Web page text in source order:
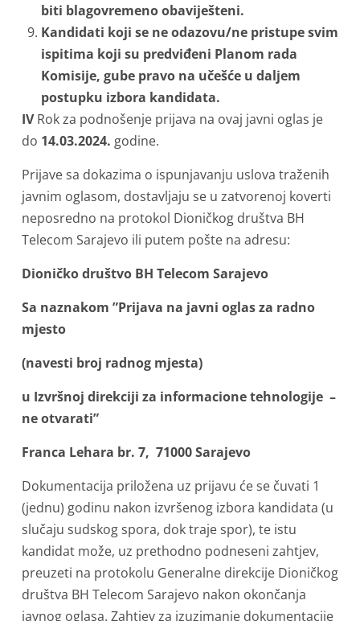
biti blagovremeno obaviješteni.
Kandidati koji se ne odazovu/ne pristupe svim
ispitima koji su predviđeni Planom rada
Komisije, gube pravo na učešće u daljem
postupku izbora kandidata.
IVRok za podnošenje prijava na ovaj javni oglas je
do 14.03.2024. godine.
Prijave sa dokazima o ispunjavanju uslova traženih
javnim oglasom, dostavljaju se u zatvorenoj koverti
neposredno na protokol Dioničkog društva BH
Telecom Sarajevo ili putem pošte na adresu:
Dioničko društvo BH Telecom Sarajevo
Sa naznakom ”Prijava na javni oglas za radno
mjesto
(navesti broj radnog mjesta)
u Izvršnoj direkciji za informacione tehnologije –
ne otvarati”
Franca Lehara br. 7, 71000 Sarajevo
Dokumentacija priložena uz prijavu će se čuvati 1
(jednu) godinu nakon izvršenog izbora kandidata (u
slučaju sudskog spora, dok traje spor), te istu
kandidat može, uz prethodno podneseni zahtjev,
preuzeti na protokolu Generalne direkcije Dioničkog
društva BH Telecom Sarajevo nakon okončanja
javnog oglasa. Zahtjev za izuzimanje dokumentacije